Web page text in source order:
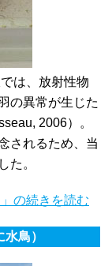
は、放射性物
の異常が生じた
2006）。
されるため、当
た。
の続きを読む
鳥）